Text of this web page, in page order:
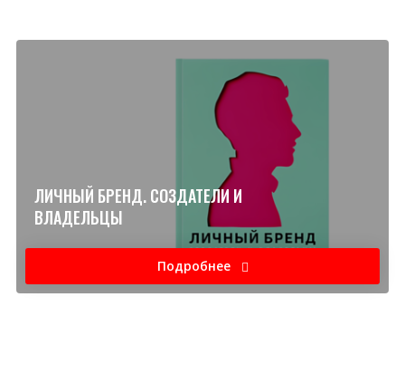
Подробнее
ЛИЧНЫЙ БРЕНД. СОЗДАТЕЛИ И
ВЛАДЕЛЬЦЫ